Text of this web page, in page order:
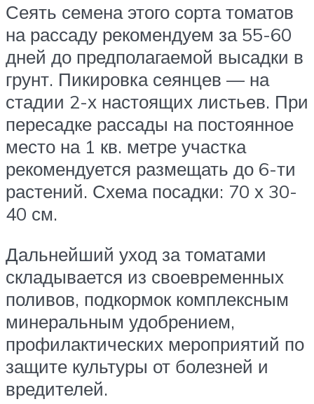
Сеять семена этого сорта томатов
на рассаду рекомендуем за 55-60
дней до предполагаемой высадки в
грунт. Пикировка сеянцев — на
стадии 2-х настоящих листьев. При
пересадке рассады на постоянное
место на 1 кв. метре участка
рекомендуется размещать до 6-ти
растений. Схема посадки: 70 х 30-
40 см.
Дальнейший уход за томатами
складывается из своевременных
поливов, подкормок комплексным
минеральным удобрением,
профилактических мероприятий по
защите культуры от болезней и
вредителей.